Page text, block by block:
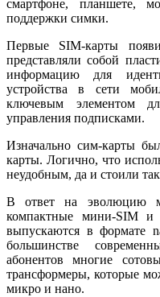
смартфоне, планшете,
поддержки симки.
Первые SIM-карты
представляли собой
информацию для
устройства в сети
ключевым элементом
управления подписками.
Изначально сим-карты
карты. Логично, что
неудобным, да и стоили
В ответ на эволюцию
компактные мини-SIM и
выпускаются в формате
большинстве
абонентов многие
трансформеры, которые
микро и нано.